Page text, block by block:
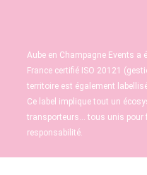
Aube en Champagne Events a
France certifié ISO 20121
territoire est également
Ce label implique tout un
transporteurs… tous unis pour
responsabilité.